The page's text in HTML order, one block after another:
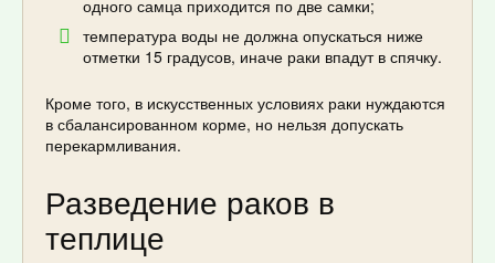
одного самца приходится по две самки;
температура воды не должна опускаться ниже
отметки 15 градусов, иначе раки впадут в спячку.
Кроме того, в искусственных условиях раки нуждаются
в сбалансированном корме, но нельзя допускать
перекармливания.
Разведение раков в
теплице